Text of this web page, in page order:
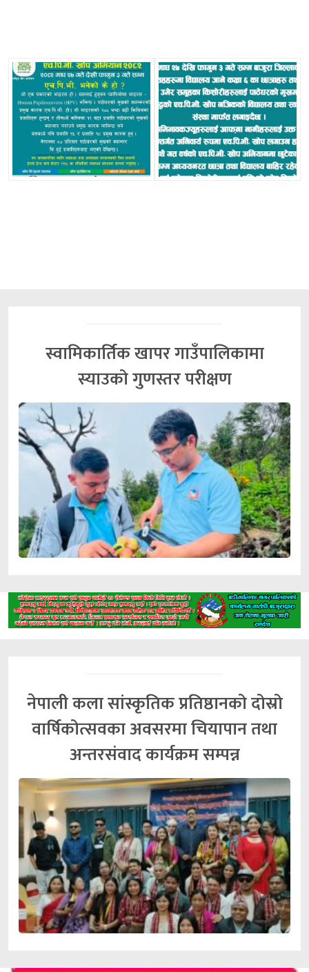
स्वामिकार्तिक खापर गाउँपालिकामा
स्याउको गुणस्तर परीक्षण
नेपाली कला सांस्कृतिक प्रतिष्ठानको दोस्रो
वार्षिकोत्सवका अवसरमा चियापान तथा
अन्तरसंवाद कार्यक्रम सम्पन्न